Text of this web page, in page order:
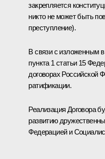
закрепляется
никто не может быть
преступление).
В связи с изложенным в
пункта 1 статьи 15
договорах Российской
ратификации.
Реализация Договора
развитию
Федерацией и